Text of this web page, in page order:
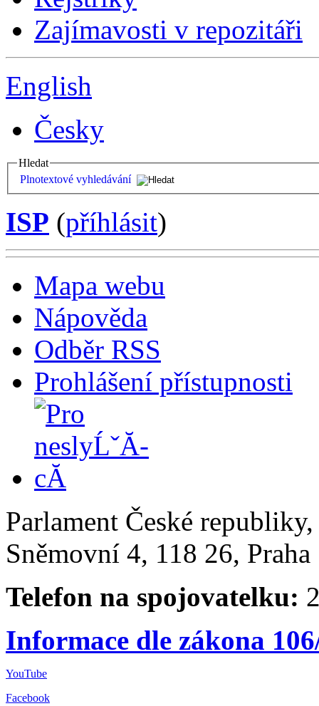
Zajímavosti v repozitáři
English
Česky
Hledat
Plnotextové vyhledávání
ISP (příhlásit)
Mapa webu
Nápověda
Odběr RSS
Prohlášení přístupnosti
Parlament České
Sněmovní 4, 118 26,
Telefon na spojovatelku:
Informace dle zákona
YouTube
Facebook